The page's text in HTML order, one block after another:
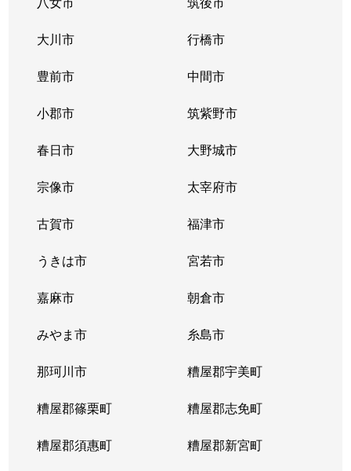
大川市 行橋市
豊前市 中間市
小郡市 筑紫野市
春日市 大野城市
宗像市 太宰府市
古賀市 福津市
うきは市 宮若市
嘉麻市 朝倉市
みやま市 糸島市
那珂川市 糟屋郡宇美町
糟屋郡篠栗町 糟屋郡志免町
糟屋郡須惠町 糟屋郡新宮町